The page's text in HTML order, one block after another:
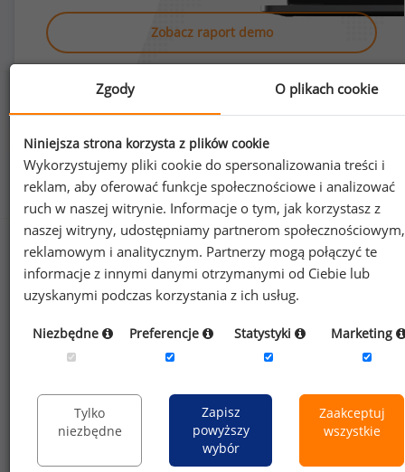
Zobacz raport demo
Jak uzyskać dostęp do raportu?
wypełnij
ankietę
premium
Chcesz
Zgody O plikach cookie
Niniejsza strona korzysta z plików cookie
Wykorzystujemy pliki cookie do spersonalizowania treści i
reklam, aby oferować funkcje społecznościowe i analizować
ruch w naszej witrynie. Informacje o tym, jak korzystasz z
naszej witryny, udostępniamy partnerom społecznościowym,
reklamowym i analitycznym. Partnerzy mogą połączyć te
informacje z innymi danymi otrzymanymi od Ciebie lub
uzyskanymi podczas korzystania z ich usług.
Niezbędne Preferencje Statystyki Marketing
Tylko
niezbędne
Zapisz
powyższy
wybór
Zaakceptuj
wszystkie